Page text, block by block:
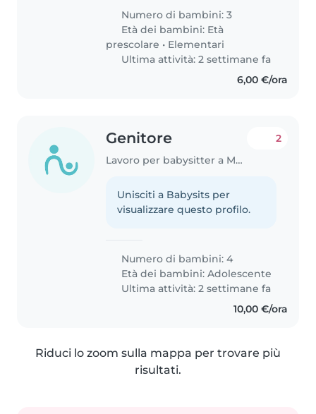
nostri 3 figli, un bambino della
scuola materna e due bambini
della scuola elementare. I..
Numero di bambini: 3
Età dei bambini: Età
prescolare • Elementari
Ultima attività: 2 settimane fa
6,00 €/ora
Genitore
Lavoro per babysitter a Martignacco
2
Unisciti a Babysits per
visualizzare questo profilo.
Numero di bambini: 4
Età dei bambini:Adolescente
Ultima attività: 2 settimane fa
10,00 €/ora
Riduci lo zoom sulla mappa per trovare più
risultati.